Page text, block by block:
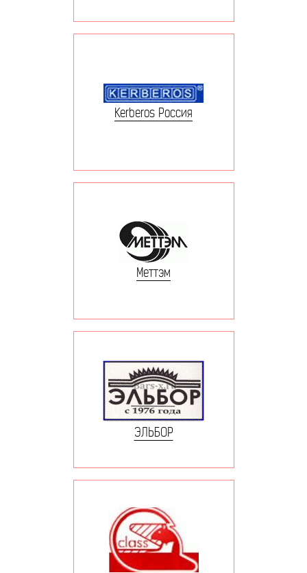
Kerberos Россия
Меттэм
ЭЛЬБОР